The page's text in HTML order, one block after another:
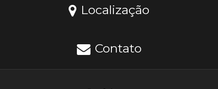
Localização
Contato